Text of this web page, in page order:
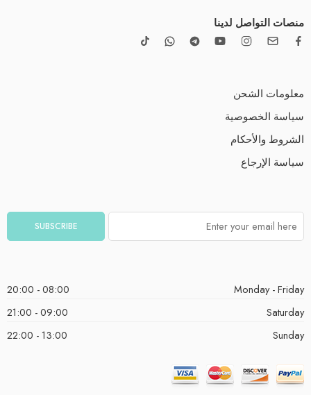
منصات التواصل لدينا
معلومات الشحن
سياسة الخصوصية
الشروط والأحكام
سياسة الإرجاع
Monday - Friday
08:00 - 20:00
Saturday
09:00 - 21:00
Sunday
13:00 - 22:00